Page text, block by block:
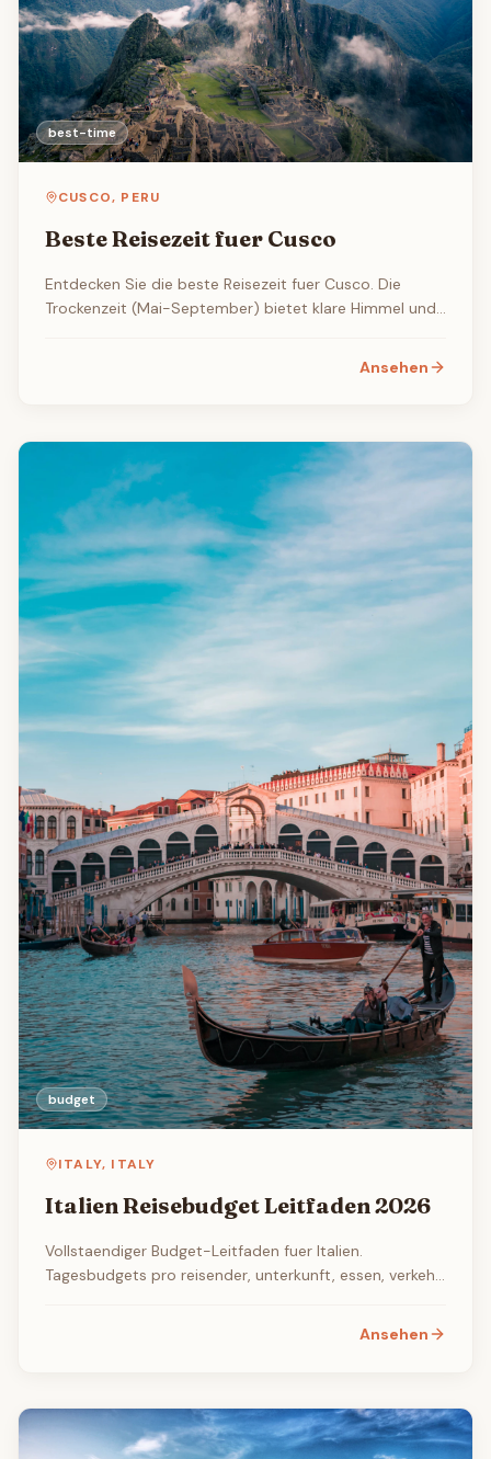
best-time
CUSCO, PERU
Beste Reisezeit fuer Cusco
Entdecken Sie die beste Reisezeit fuer Cusco. Die
Trockenzeit (Mai-September) bietet klare Himmel und
Ansehen
budget
ITALY, ITALY
Italien Reisebudget Leitfaden 2026
Vollstaendiger Budget-Leitfaden fuer Italien.
Tagesbudgets pro reisender, unterkunft, essen, verkehr
Ansehen